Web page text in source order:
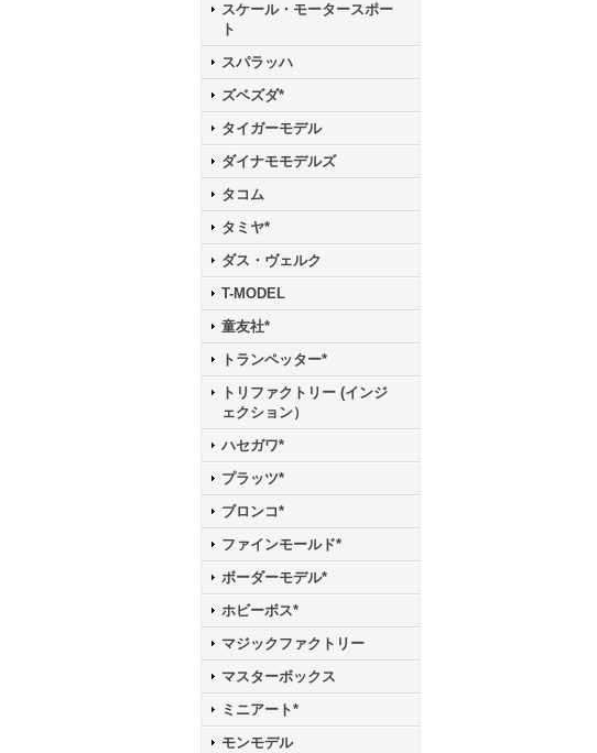
スケール・モータースポー
ト
スパラッハ
ズベズダ*
タイガーモデル
ダイナモモデルズ
タコム
タミヤ*
ダス・ヴェルク
T-MODEL
童友社*
トランペッター*
トリファクトリー (インジ
ェクション）
ハセガワ*
プラッツ*
ブロンコ*
ファインモールド*
ボーダーモデル*
ホビーボス*
マジックファクトリー
マスターボックス
ミニアート*
モンモデル